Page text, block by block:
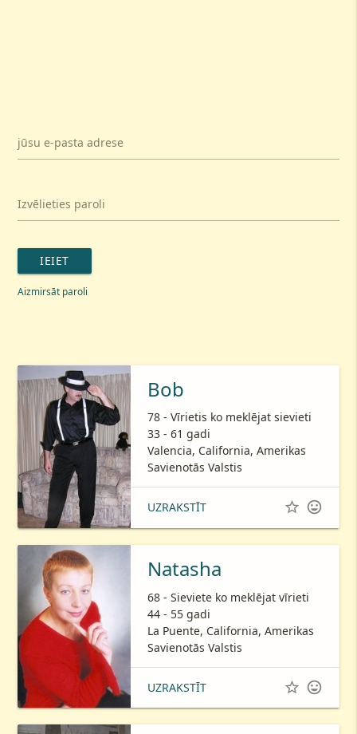
jūsu e-pasta adrese
Izvēlieties paroli
IEIET
Aizmirsāt paroli
Bob
78 - Vīrietis ko meklējat sievieti
33 - 61 gadi
Valencia, California, Amerikas
Savienotās Valstis
UZRAKSTĪT  
Natasha
68 - Sieviete ko meklējat vīrieti
44 - 55 gadi
La Puente, California, Amerikas
Savienotās Valstis
UZRAKSTĪT  